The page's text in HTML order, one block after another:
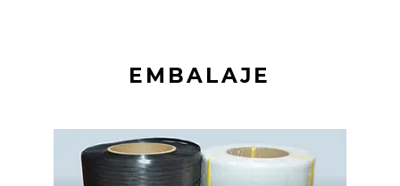
EMBALAJE